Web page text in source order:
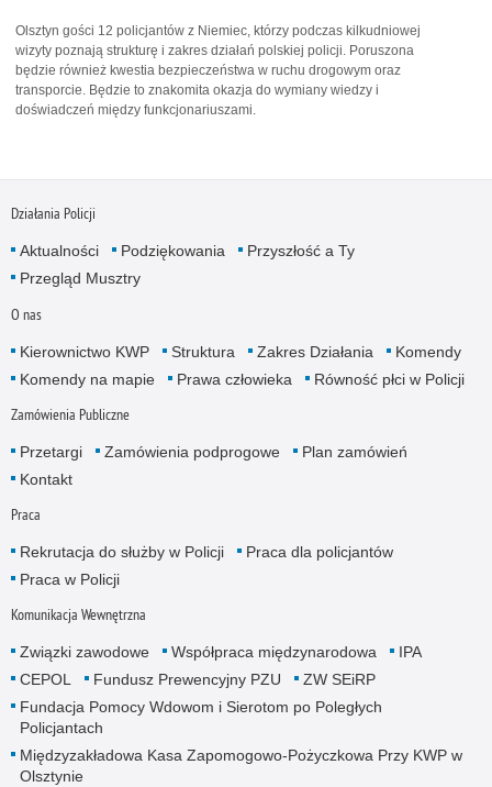
Olsztyn gości 12 policjantów z Niemiec, którzy podczas kilkudniowej
wizyty poznają strukturę i zakres działań polskiej policji. Poruszona
będzie również kwestia bezpieczeństwa w ruchu drogowym oraz
transporcie. Będzie to znakomita okazja do wymiany wiedzy i
doświadczeń między funkcjonariuszami.
Działania Policji
Aktualności Podziękowania
Przyszłość a Ty
Przegląd Musztry
O nas
Kierownictwo KWP Struktura Zakres Działania
Komendy
Komendy na mapie
Prawa człowieka Równość płci w Policji
Zamówienia Publiczne
Przetargi Zamówienia podprogowe
Plan zamówień
Kontakt
Praca
Rekrutacja do służby w Policji
Praca dla policjantów
Praca w Policji
Komunikacja Wewnętrzna
Związki zawodowe Współpraca międzynarodowa
IPA
CEPOL
Fundusz Prewencyjny PZU
ZW SEiRP
Fundacja Pomocy Wdowom i Sierotom po Poległych
Policjantach
Międzyzakładowa Kasa Zapomogowo-Pożyczkowa Przy KWP w
Olsztynie